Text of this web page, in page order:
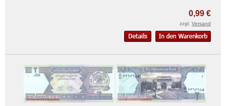
Saudi Arabien
Singapur
Sri Lanka
Straits Settlements
0,99 €
zzgl. Versand